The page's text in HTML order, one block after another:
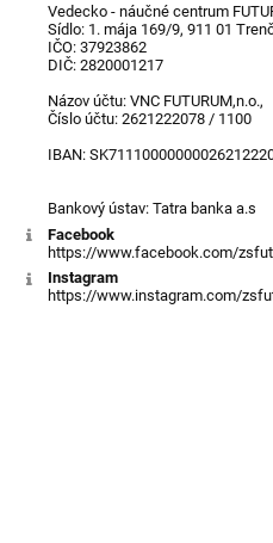
Vedecko - náučné centrum
Sídlo: 1. mája 169/9, 911 01
IČO: 37923862
DIČ: 2820001217
Názov účtu: VNC FUTURUM,n.o.,
Číslo účtu: 2621222078 / 1100
IBAN:
Bankový ústav: Tatra banka a.s
Facebook
https://www.facebook.com/
Instagram
https://www.instagram.com/